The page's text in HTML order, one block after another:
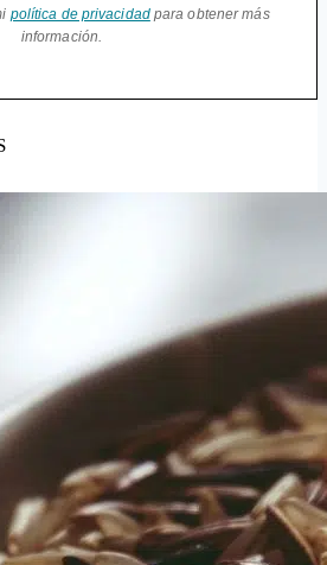
política de privacidadpara obtener más
información.